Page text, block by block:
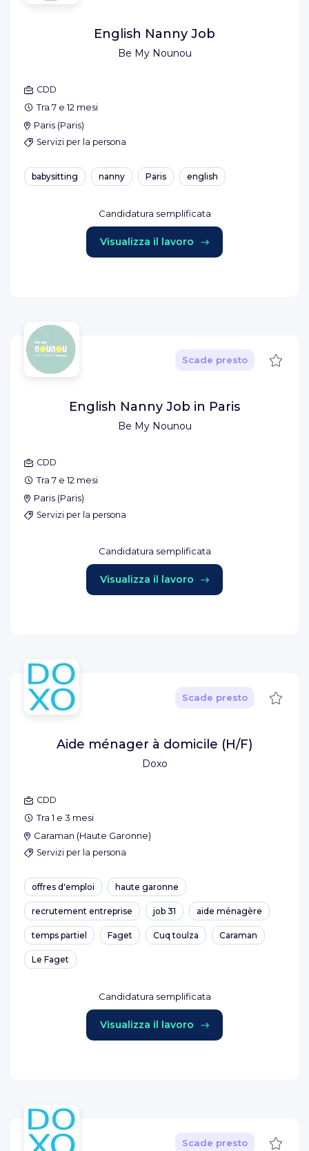
Be My Nounou
English Nanny Job
CDD
Tra 7 e 12 mesi
Paris (Paris)
Servizi per la persona
babysitting nanny Paris english
Candidatura semplificata
Visualizza il lavoro
Be My Nounou
Scade presto Salva
English Nanny Job in Paris
CDD
Tra 7 e 12 mesi
Paris (Paris)
Servizi per la persona
Candidatura semplificata
Visualizza il lavoro
Doxo
Scade presto Salva
Aide ménager à domicile (H/F)
CDD
Tra 1 e 3 mesi
Caraman (Haute Garonne)
Servizi per la persona
offres d'emploi haute garonne
recrutement entreprise job 31 aide ménagère
temps partiel Faget Cuq toulza Caraman
Le Faget
Candidatura semplificata
Visualizza il lavoro
Scade presto Salva